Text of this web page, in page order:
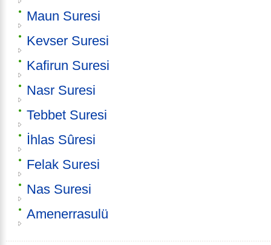
Maun Suresi
Kevser Suresi
Kafirun Suresi
Nasr Suresi
Tebbet Suresi
İhlas Sûresi
Felak Suresi
Nas Suresi
Amenerrasulü